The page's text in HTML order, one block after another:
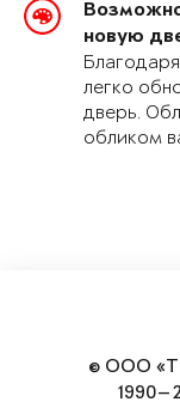
новую
легко
дверь.
обликом
© ООО